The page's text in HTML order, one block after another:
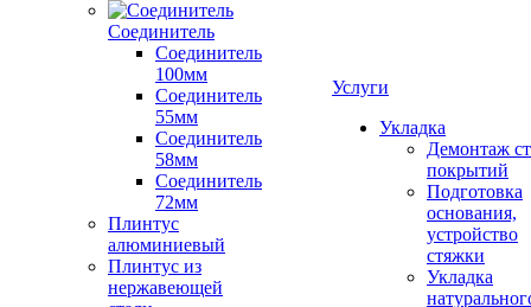
Соединитель
Соединитель
100мм
Соединитель
55мм
Соединитель
58мм
Соединитель
72мм
Плинтус
алюминиевый
Плинтус из
нержавеющей
Услуги
Укладка
Демонтаж
покрытий
Подготовка
основания,
устройство
стяжки
Укладка